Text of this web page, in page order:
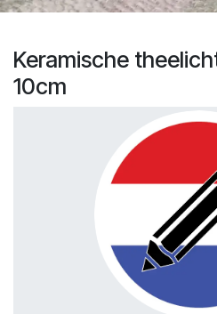
Keramische
10cm